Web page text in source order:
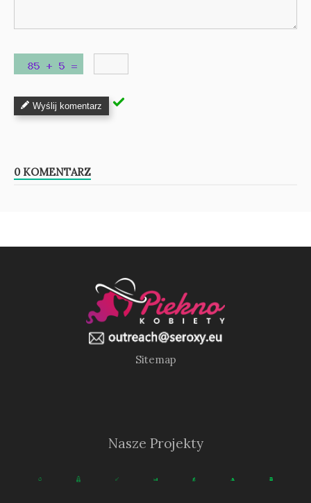
Wyślij komentarz
0 KOMENTARZ
Sitemap
Nasze Projekty